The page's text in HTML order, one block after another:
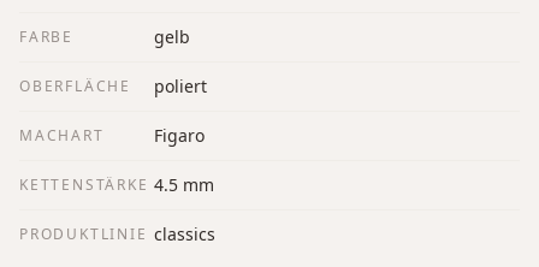
FARBE gelb
OBERFLÄCHE poliert
MACHART Figaro
KETTENSTÄRKE 4.5 mm
PRODUKTLINIE classics